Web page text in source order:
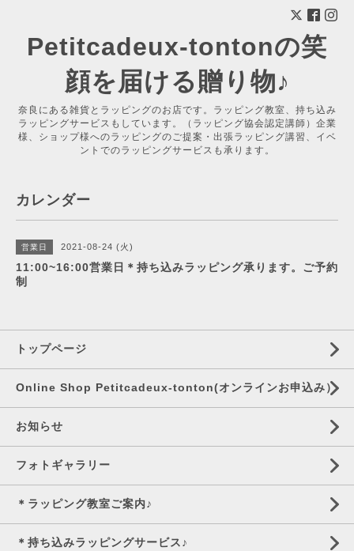
Petitcadeux-tontonの笑
顔を届ける贈り物♪
奈良にある雑貨とラッピングのお店です。ラッピング教室、持ち込み
ラッピングサービスもしています。（ラッピング協会認定講師）企業
様、ショップ様へのラッピングのご提案・出張ラッピング講習、イベ
ントでのラッピングサービスも承ります。
カレンダー
営業日 2021-08-24 (火)
11:00~16:00営業日＊持ち込みラッピング承ります。ご予約
制
トップページ
Online Shop Petitcadeux-tonton(オンラインお申込み）
お知らせ
フォトギャラリー
＊ラッピング教室ご案内♪
＊持ち込みラッピングサービス♪